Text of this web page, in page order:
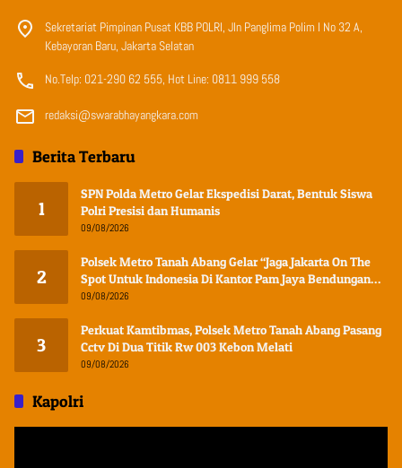
Sekretariat Pimpinan Pusat KBB POLRI, Jln Panglima Polim I No 32 A,
Kebayoran Baru, Jakarta Selatan
No.Telp: 021-290 62 555, Hot Line: 0811 999 558
redaksi@swarabhayangkara.com
Berita Terbaru
1
SPN Polda Metro Gelar Ekspedisi Darat, Bentuk Siswa
Polri Presisi dan Humanis
09/08/2026
2
Polsek Metro Tanah Abang Gelar “Jaga Jakarta On The
Spot Untuk Indonesia Di Kantor Pam Jaya Bendungan
Hilir
09/08/2026
3
Perkuat Kamtibmas, Polsek Metro Tanah Abang Pasang
Cctv Di Dua Titik Rw 003 Kebon Melati
09/08/2026
Kapolri